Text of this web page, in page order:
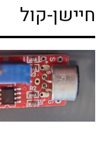
חיישן-קול